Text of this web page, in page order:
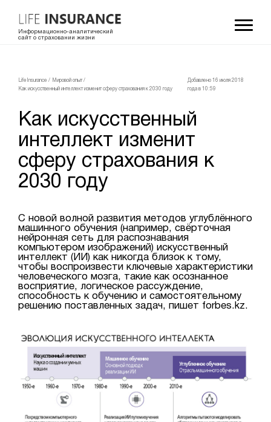
Информационно-аналитический
сайт о страховании жизни
LifeInsurance / Мировой опыт/
Как искусственный интеллект изменит сферу страхования к 2030 году
Добавлено 16 июля 2018
года в 10:59
Как искусственный
интеллект изменит
сферу страхования к
2030 году
С новой волной развития методов углублённого
машинного обучения (например, свёрточная
нейронная сеть для распознавания
компьютером изображений) искусственный
интеллект (ИИ) как никогда близок к тому,
чтобы воспроизвести ключевые характеристики
человеческого мозга, такие как осознанное
восприятие, логическое рассуждение,
способность к обучению и самостоятельному
решению поставленных задач, пишет forbes.kz.